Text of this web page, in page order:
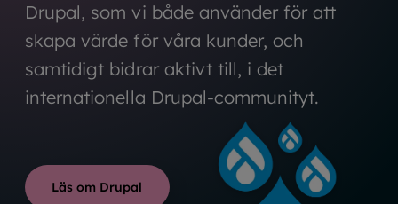
Drupal, som vi både använder för att
skapa värde för våra kunder, och
samtidigt bidrar aktivt till, i det
internationella Drupal-communityt.
Läs om Drupal